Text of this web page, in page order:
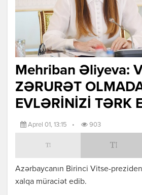
Mehriban Əliyeva:
ZƏRURƏT
EVLƏRİNİZİ TƏRK
Aprel 01, 13:15 • 903
Azərbaycanın Birinci Vitse-
xalqa müraciət edib.